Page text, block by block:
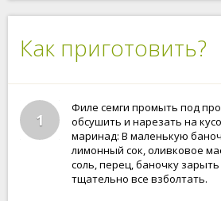
Как приготовить?
1
Филе семги промыть под
обсушить и нарезать на
маринад: В маленькую
лимонный сок, оливковое
соль, перец, баночку
тщательно все взболтать.